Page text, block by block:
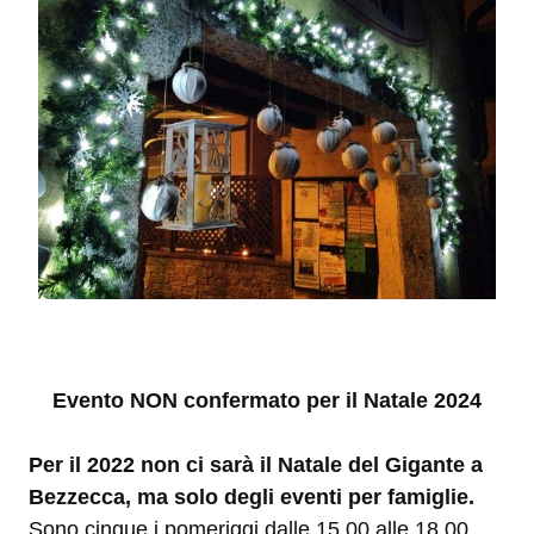
Evento NON confermato per il Natale 2024
Per il 2022 non ci sarà il Natale del Gigante a
Bezzecca, ma solo degli eventi per famiglie.
Sono cinque i pomeriggi dalle 15.00 alle 18.00